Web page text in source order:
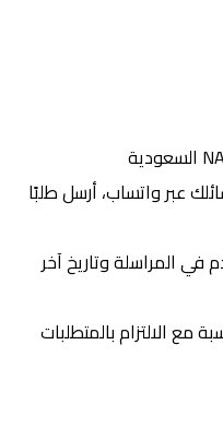
يرجى تضمين رقم الهاتف المستخدم في المراسلة وتاريخ آخر